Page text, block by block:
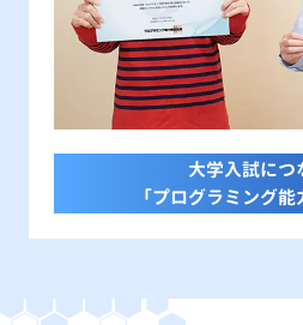
大学入試につ
「プログラミング